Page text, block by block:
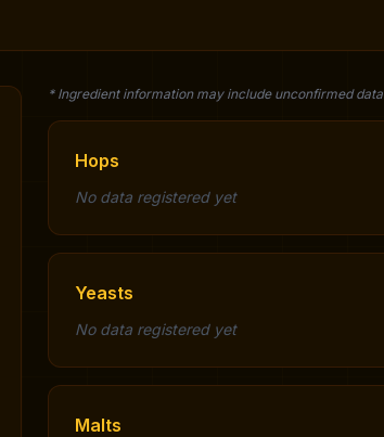
* Ingredient information may include unconfirmed data
Hops
No data registered yet
Yeasts
No data registered yet
Malts